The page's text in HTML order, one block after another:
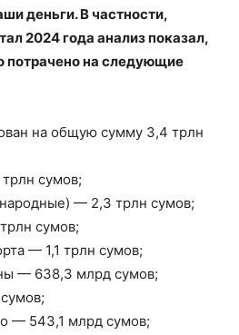
деньги. В частности,
2024 года анализ показал,
потрачено на следующие
на общую сумму 3,4 трлн
сумов;
— 2,3 трлн сумов;
сумов;
— 1,1 трлн сумов;
— 638,3 млрд сумов;
— 543,1 млрд сумов;